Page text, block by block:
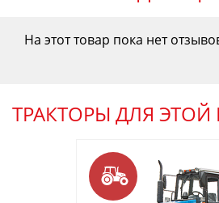
На этот товар пока нет
ТРАКТОРЫ ДЛЯ